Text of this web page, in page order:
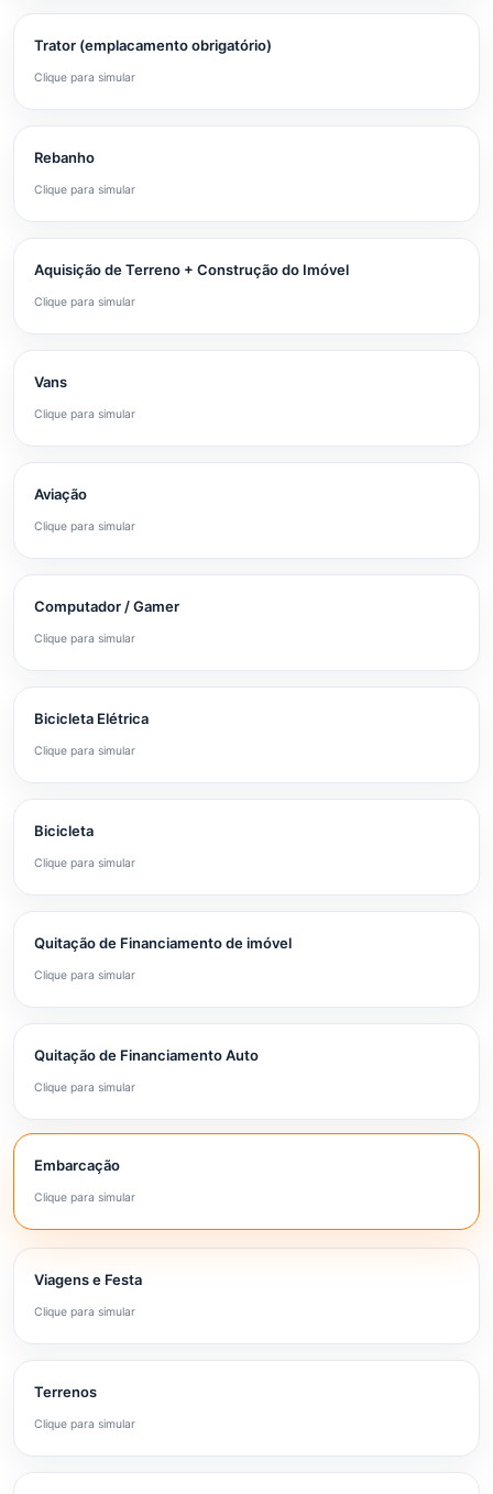
Trator (emplacamento obrigatório)
Clique para simular
Rebanho
Clique para simular
Aquisição de Terreno + Construção do Imóvel
Clique para simular
Vans
Clique para simular
Aviação
Clique para simular
Computador / Gamer
Clique para simular
Bicicleta Elétrica
Clique para simular
Bicicleta
Clique para simular
Quitação de Financiamento de imóvel
Clique para simular
Quitação de Financiamento Auto
Clique para simular
Embarcação
Clique para simular
Viagens e Festa
Clique para simular
Terrenos
Clique para simular